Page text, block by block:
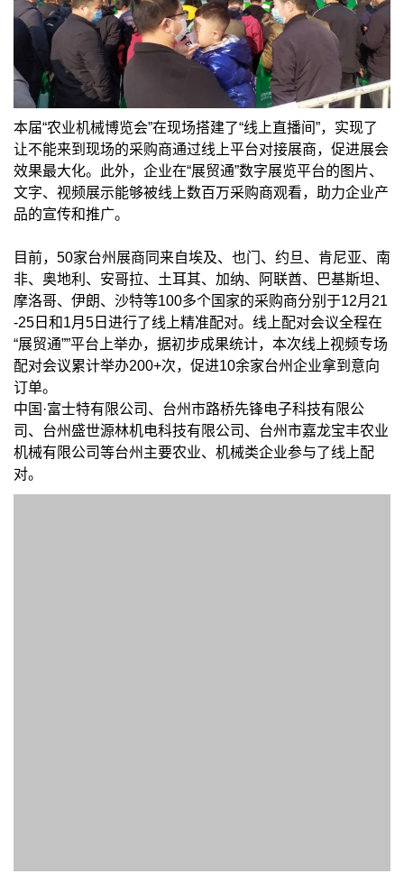
本届“农业机械博览会”在现场搭建了“线上直播间”，实现了
让不能来到现场的采购商通过线上平台对接展商，促进展会
效果最大化。此外，企业在“展贸通”数字展览平台的图片、
文字、视频展示能够被线上数百万采购商观看，助力企业产
品的宣传和推广。
目前，50家台州展商同来自埃及、也门、约旦、肯尼亚、南
非、奥地利、安哥拉、土耳其、加纳、阿联酋、巴基斯坦、
摩洛哥、伊朗、沙特等100多个国家的采购商分别于12月21
-25日和1月5日进行了线上精准配对。线上配对会议全程在
“展贸通””平台上举办，据初步成果统计，本次线上视频专场
配对会议累计举办200+次，促进10余家台州企业拿到意向
订单。
中国·富士特有限公司、台州市路桥先锋电子科技有限公
司、台州盛世源林机电科技有限公司、台州市嘉龙宝丰农业
机械有限公司等台州主要农业、机械类企业参与了线上配
对。